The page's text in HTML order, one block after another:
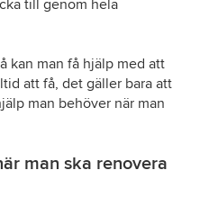
till genom hela
kan man få hjälp med att
att få, det gäller bara att
man behöver när man
man ska renovera